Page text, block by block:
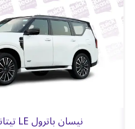
نيسان باترول LE تيتانيوم 2026